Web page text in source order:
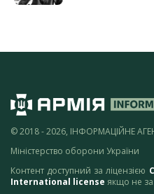
© 2018 - 2026, ІНФОРМАЦІЙНЕ
Міністерство оборони України
Контент доступний за ліцензією
International license якщо не